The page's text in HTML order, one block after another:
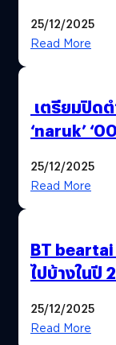
25/12/2025
Read More
เตรียมปิดต
‘naruk’
25/12/2025
Read More
BT
ไปบ้างในปี
25/12/2025
Read More